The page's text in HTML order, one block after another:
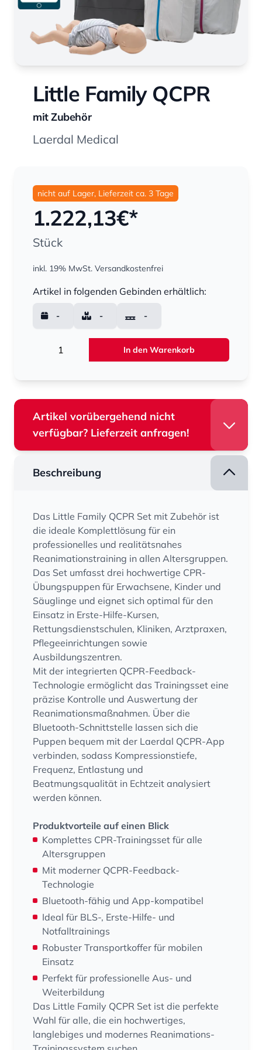
Little Family QCPR
mit Zubehör
Laerdal Medical
nicht auf Lager, Lieferzeit ca. 3 Tage
1.222,13€*
Stück
inkl. 19% MwSt. Versandkostenfrei
Artikel in folgenden Gebinden erhältlich:
- - -
In den Warenkorb
Artikel vorübergehend nicht
verfügbar? Lieferzeit anfragen!
Beschreibung
Das Little Family QCPR Set mit Zubehör ist
die ideale Komplettlösung für ein
professionelles und realitätsnahes
Reanimationstraining in allen Altersgruppen.
Das Set umfasst drei hochwertige CPR-
Übungspuppen für Erwachsene, Kinder und
Säuglinge und eignet sich optimal für den
Einsatz in Erste-Hilfe-Kursen,
Rettungsdienstschulen, Kliniken, Arztpraxen,
Pflegeeinrichtungen sowie
Ausbildungszentren.
Mit der integrierten QCPR-Feedback-
Technologie ermöglicht das Trainingsset eine
präzise Kontrolle und Auswertung der
Reanimationsmaßnahmen. Über die
Bluetooth-Schnittstelle lassen sich die
Puppen bequem mit der Laerdal QCPR-App
verbinden, sodass Kompressionstiefe,
Frequenz, Entlastung und
Beatmungsqualität in Echtzeit analysiert
werden können.
Produktvorteile auf einen Blick
Komplettes CPR-Trainingsset für alle
Altersgruppen
Mit moderner QCPR-Feedback-
Technologie
Bluetooth-fähig und App-kompatibel
Ideal für BLS-, Erste-Hilfe- und
Notfalltrainings
Robuster Transportkoffer für mobilen
Einsatz
Perfekt für professionelle Aus- und
Weiterbildung
Das Little Family QCPR Set ist die perfekte
Wahl für alle, die ein hochwertiges,
langlebiges und modernes Reanimations-